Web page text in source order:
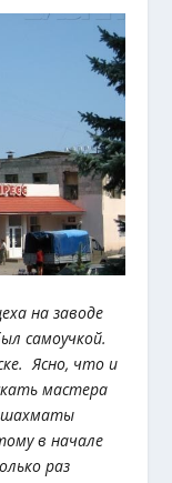
на заводе
самоучкой.
Ясно, что и
мастера
шахматы
в начале
раз